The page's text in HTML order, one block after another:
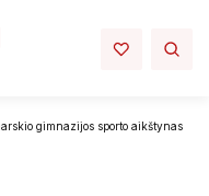
gimnazijos sporto aikštynas